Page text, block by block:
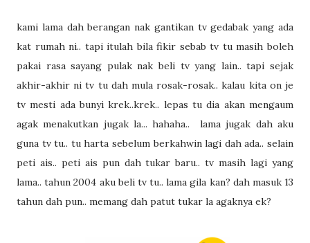
kami lama dah berangan nak gantikan tv gedabak yang ada
kat rumah ni.. tapi itulah bila fikir sebab tv tu masih boleh
pakai rasa sayang pulak nak beli tv yang lain.. tapi sejak
akhir-akhir ni tv tu dah mula rosak-rosak.. kalau kita on je
tv mesti ada bunyi krek..krek.. lepas tu dia akan mengaum
agak menakutkan jugak la... hahaha.. lama jugak dah aku
guna tv tu.. tu harta sebelum berkahwin lagi dah ada.. selain
peti ais.. peti ais pun dah tukar baru.. tv masih lagi yang
lama.. tahun 2004 aku beli tv tu.. lama gila kan? dah masuk 13
tahun dah pun.. memang dah patut tukar la agaknya ek?